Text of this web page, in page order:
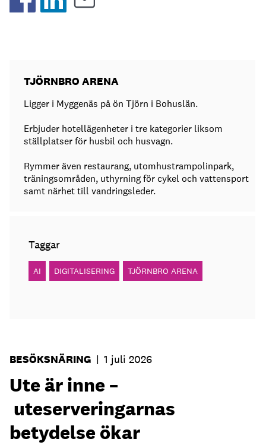
TJÖRNBRO ARENA
Ligger i Myggenäs på ön Tjörn i Bohuslän.
Erbjuder hotellägenheter i tre kategorier liksom
ställplatser för husbil och husvagn.
Rymmer även restaurang, utomhustrampolinpark,
träningsområden, uthyrning för cykel och vattensport
samt närhet till vandringsleder.
Taggar
AI DIGITALISERING TJÖRNBRO ARENA
BESÖKSNÄRING | 1 juli 2026
Ute är inne –
uteserveringarnas
betydelse ökar